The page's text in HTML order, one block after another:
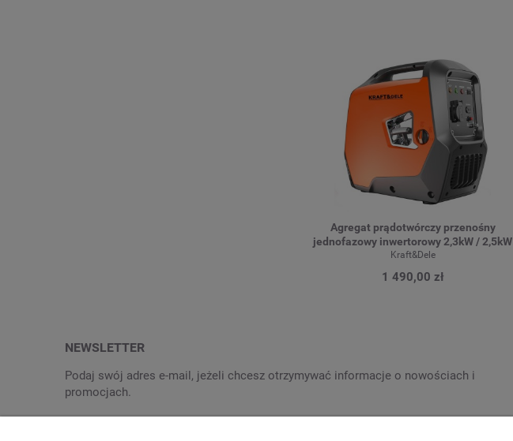
Agregat prądotwórczy przenośny
jednofazowy inwertorowy 2,3kW / 2,5kW
Kraft&Dele
1 490,00 zł
NEWSLETTER
Podaj swój adres e-mail, jeżeli chcesz otrzymywać informacje o nowościach i
promocjach.